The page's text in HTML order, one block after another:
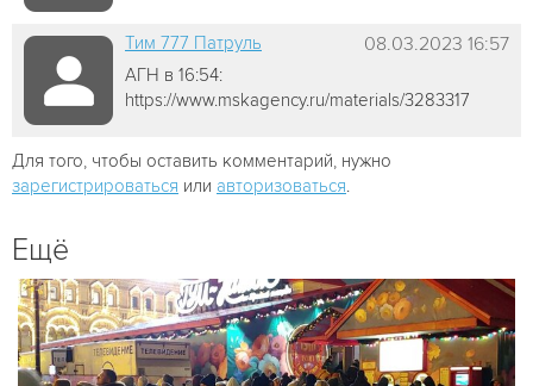
Tим 777 Патруль 08.03.2023 16:57
АГН в 16:54:
https://www.mskagency.ru/materials/3283317
Для того, чтобы оставить комментарий, нужно
зарегистрироваться или авторизоваться
Ещё